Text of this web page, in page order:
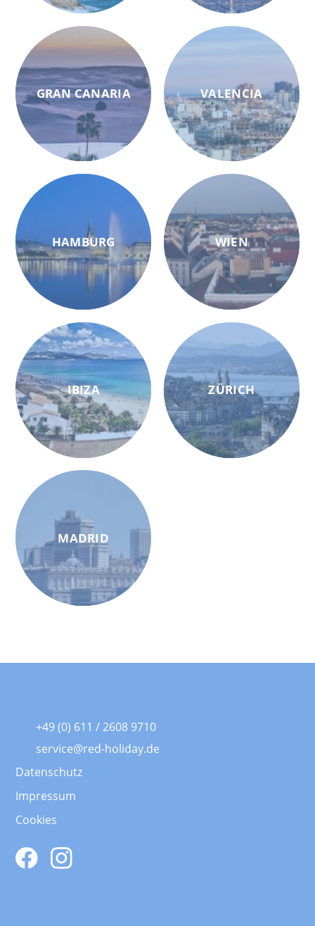
GRAN CANARIA
HAMBURG
IBIZA
MADRID
VALENCIA
WIEN
ZÜRICH
+49 (0) 611 / 2608 9710
service@red-holiday.de
Datenschutz
Impressum
Cookies